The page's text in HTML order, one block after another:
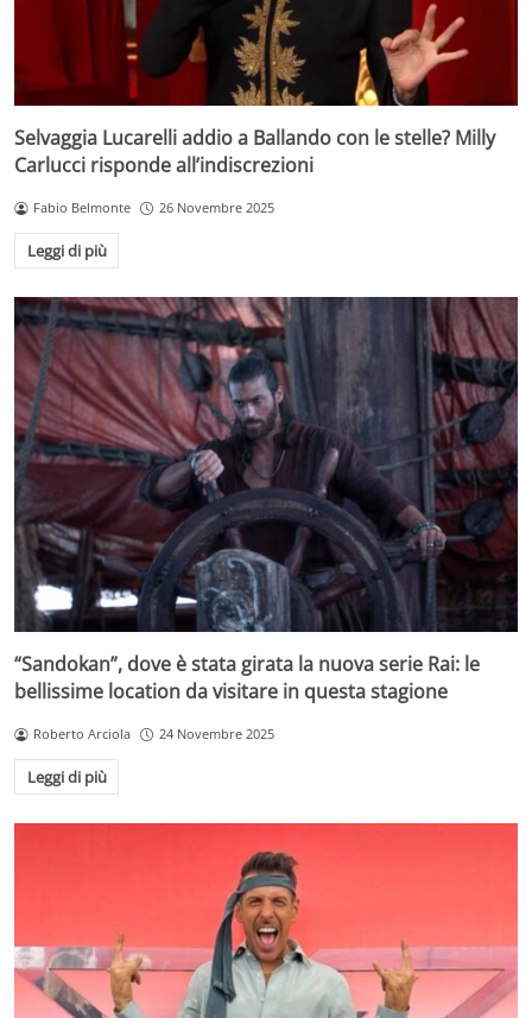
Selvaggia Lucarelli addio a Ballando con le stelle? Milly
Carlucci risponde all’indiscrezioni
Fabio Belmonte 26 Novembre 2025
Leggi di più
“Sandokan”, dove è stata girata la nuova serie Rai: le
bellissime location da visitare in questa stagione
Roberto Arciola 24 Novembre 2025
Leggi di più